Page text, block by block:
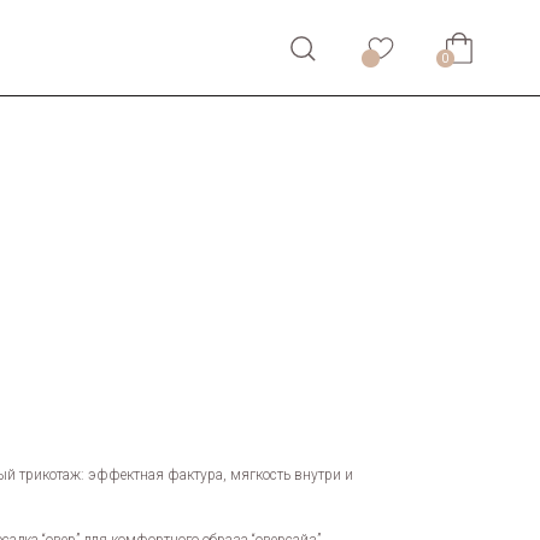
0
0
трикотаж: эффектная фактура, мягкость внутри и